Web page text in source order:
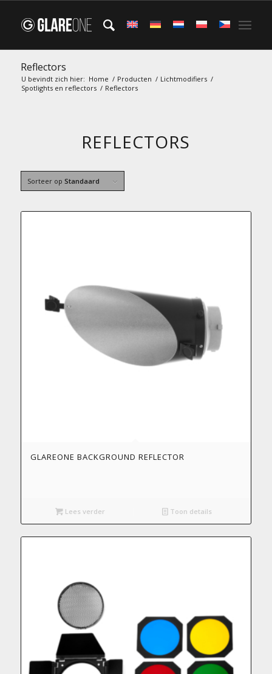
Reflectors
U bevindt zich hier: Home / Producten / Lichtmodifiers /
Spotlights en reflectors / Reflectors
REFLECTORS
Sorteer op Standaard
GLAREONE BACKGROUND REFLECTOR
Lees verder Toon details